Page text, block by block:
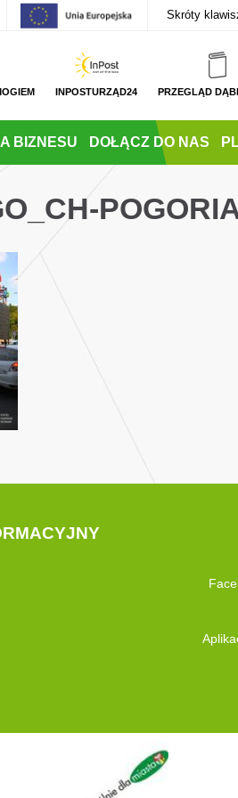
czcionki Skróty
INPOSTURZĄD24 PRZEGLĄD
BIZNESU DOŁĄCZ DO NAS